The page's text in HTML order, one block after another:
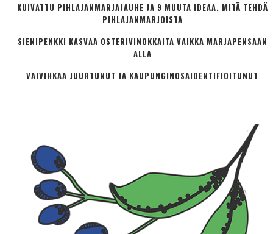
KUIVATTU PIHLAJANMARJAJAUHE JA 9 MUUTA IDEAA, MITÄ TEHDÄ
PIHLAJANMARJOISTA
SIENIPENKKI KASVAA OSTERIVINOKKAITA VAIKKA MARJAPENSAAN
ALLA
VAIVIHKAA JUURTUNUT JA KAUPUNGINOSA­IDENTIFIOITUNUT